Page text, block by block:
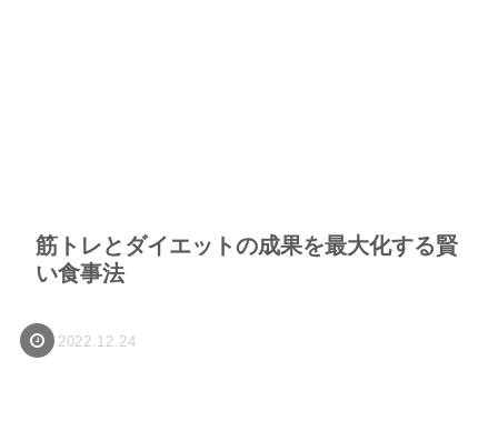
筋トレとダイエットの成果を最大化する賢
い食事法
2022.12.24